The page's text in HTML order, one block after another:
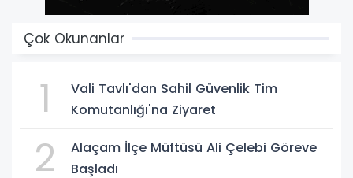
Çok Okunanlar
1
Vali Tavlı'dan Sahil Güvenlik Tim
Komutanlığı'na Ziyaret
2
Alaçam İlçe Müftüsü Ali Çelebi Göreve
Başladı